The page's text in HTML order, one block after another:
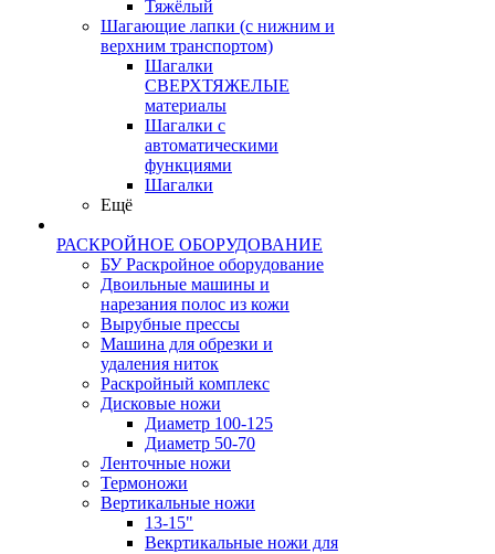
Тяжёлый
Шагающие лапки (с нижним и
верхним транспортом)
Шагалки
СВЕРХТЯЖЕЛЫЕ
материалы
Шагалки с
автоматическими
функциями
Шагалки
Ещё
РАСКРОЙНОЕ ОБОРУДОВАНИЕ
БУ Раскройное оборудование
Двоильные машины и
нарезания полос из кожи
Вырубные прессы
Машина для обрезки и
удаления ниток
Раскройный комплекс
Дисковые ножи
Диаметр 100-125
Диаметр 50-70
Ленточные ножи
Термоножи
Вертикальные ножи
13-15"
Векртикальные ножи для